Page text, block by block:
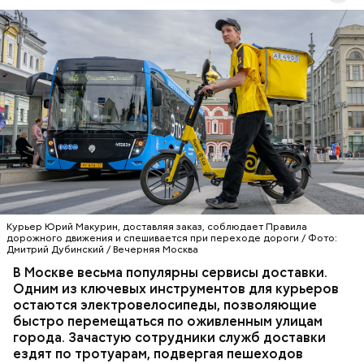
Курьер Юрий Макурин, доставляя заказ, соблюдает Правила
дорожного движения и спешивается при переходе дороги / Фото:
Дмитрий Дубинский / Вечерняя Москва
В Москве весьма популярны сервисы доставки.
Одним из ключевых инструментов для курьеров
остаются электровелосипеды, позволяющие
быстро перемещаться по оживленным улицам
города. Зачастую сотрудники служб доставки
ездят по тротуарам, подвергая пешеходов
Инновационные технологии
ТРАНСПОРТ ПДД КУРЬЕРЫ
МОСКВА
ДОСТАВКА